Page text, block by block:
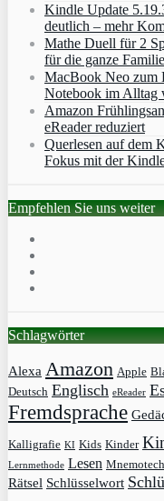
Kindle Update
deutlich – mehr
Mathe Duell für 2
für die ganze Familie
MacBook Neo zum
Notebook im Alltag
Amazon
eReader reduziert
Querlesen auf dem
Fokus mit der
Empfehlen Sie uns weiter
Schlagwörter
Alexa Amazon Apple
Deutsch Englisch eReader
Fremdsprache
Kalligrafie KI Kids Kinder
Lernmethode Lesen
Rätsel Schlüsselwort